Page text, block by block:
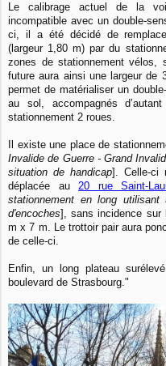
Le calibrage actuel de la
incompatible avec un double-
ci, il a été décidé de
(largeur 1,80 m) par du
zones de stationnement vélos,
future aura ainsi une largeur de
permet de matérialiser un
au sol, accompagnés
stationnement 2 roues.
Il existe une place de
Invalide de Guerre - Grand
situation de handicap]. Celle-ci
déplacée au20 rue Saint-
stationnement en long
d'encoches], sans incidence sur
m x 7 m. Le trottoir pair aura
de celle-ci.
Enfin, un long plateau
boulevard de Strasbourg."